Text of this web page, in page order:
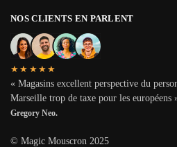
NOS CLIENTS EN PARLENT
★★★★★
« Magasins excellent perspective du
Marseille trop de taxe pour les européens
Gregory Neo.
© Magic Mouscron 2025